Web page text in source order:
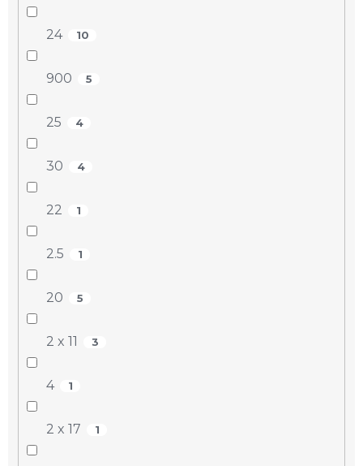
24 10
900 5
25 4
30 4
22 1
2.5 1
20 5
2 x 11 3
4 1
2 x 17 1